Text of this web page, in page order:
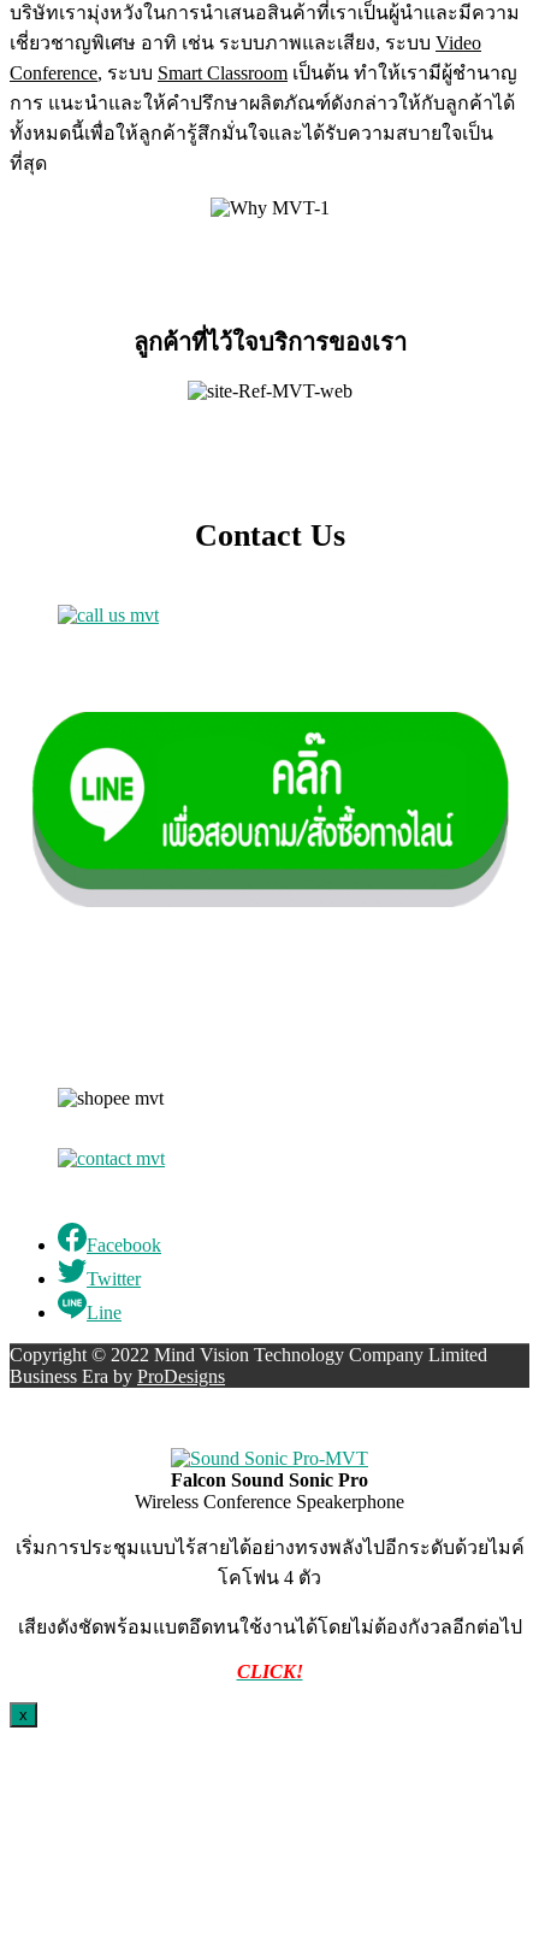
บริษัทเรามุ่งหวังในการนำเสนอสินค้าที่เราเป็นผู้นำและมีความ
เชี่ยวชาญพิเศษ อาทิ เช่น ระบบภาพและเสียง, ระบบ Video
Conference, ระบบ Smart Classroom เป็นต้น ทำให้เรามีผู้ชำนาญ
การ แนะนำและให้คำปรึกษาผลิตภัณฑ์ดังกล่าวให้กับลูกค้าได้
ทั้งหมดนี้เพื่อให้ลูกค้ารู้สึกมั่นใจและได้รับความสบายใจเป็น
ที่สุด
ลูกค้าที่ไว้ใจบริการของเรา
Contact Us
Facebook
Twitter
Line
Copyright © 2022 Mind Vision Technology Company Limited
Business Era by ProDesigns
Falcon Sound Sonic Pro
Wireless Conference Speakerphone
เริ่มการประชุมแบบไร้สายได้อย่างทรงพลังไปอีกระดับด้วยไมค์
โคโฟน 4 ตัว
เสียงดังชัดพร้อมแบตอึดทนใช้งานได้โดยไม่ต้องกังวลอีกต่อไป
CLICK!
x